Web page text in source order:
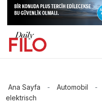
Ana Sayfa - Automobil -
elektrisch